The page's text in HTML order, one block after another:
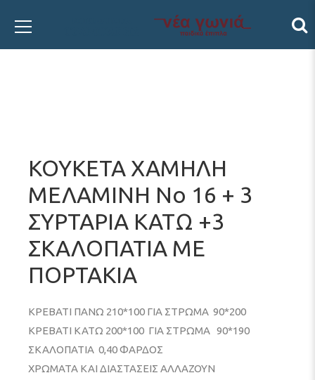
ΚΟΥΚΕΤΑ ΧΑΜΗΛΗ
ΜΕΛΑΜΙΝΗ Νο 16 + 3
ΣΥΡΤΑΡΙΑ ΚΑΤΩ +3
ΣΚΑΛΟΠΑΤΙΑ ΜΕ
ΠΟΡΤΑΚΙΑ
ΚΡΕΒΑΤΙ ΠΑΝΩ 210*100 ΓΙΑ ΣΤΡΩΜΑ 90*200
ΚΡΕΒΑΤΙ ΚΑΤΩ 200*100 ΓΙΑ ΣΤΡΩΜΑ 90*190
ΣΚΑΛΟΠΑΤΙΑ 0,40 ΦΑΡΔΟΣ
ΧΡΩΜΑΤΑ ΚΑΙ ΔΙΑΣΤΑΣΕΙΣ ΑΛΛΑΖΟΥΝ